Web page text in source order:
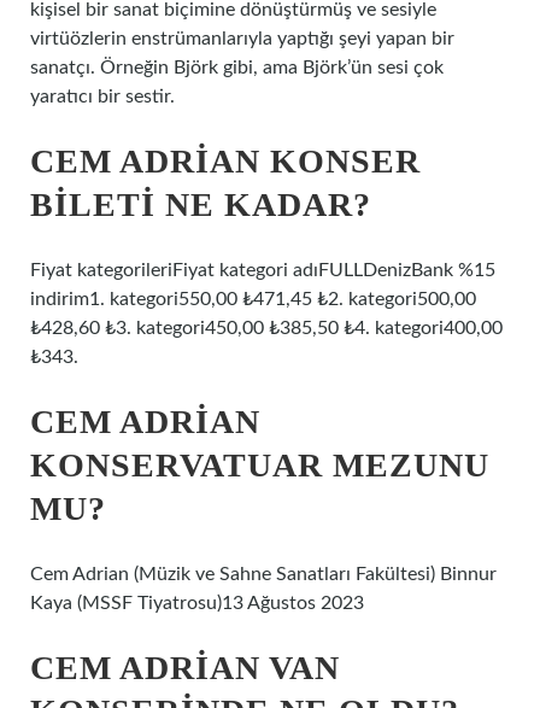
kişisel bir sanat biçimine dönüştürmüş ve sesiyle
virtüözlerin enstrümanlarıyla yaptığı şeyi yapan bir
sanatçı. Örneğin Björk gibi, ama Björk’ün sesi çok
yaratıcı bir sestir.
CEM ADRIAN KONSER
BILETI NE KADAR?
Fiyat kategorileriFiyat kategori adıFULLDenizBank %15
indirim1. kategori550,00 ₺471,45 ₺2. kategori500,00
₺428,60 ₺3. kategori450,00 ₺385,50 ₺4. kategori400,00
₺343.
CEM ADRIAN
KONSERVATUAR MEZUNU
MU?
Cem Adrian (Müzik ve Sahne Sanatları Fakültesi) Binnur
Kaya (MSSF Tiyatrosu)13 Ağustos 2023
CEM ADRIAN VAN